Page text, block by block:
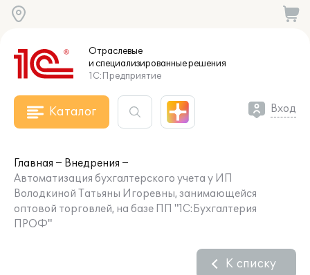
Отраслевые
и специализированныерешения
1С:Предприятие
Каталог Вход
Главная
Внедрения
Автоматизация бухгалтерского учета у ИП
Володкиной Татьяны Игоревны, занимающейся
оптовой торговлей, на базе ПП "1С:Бухгалтерия
ПРОФ"
К списку